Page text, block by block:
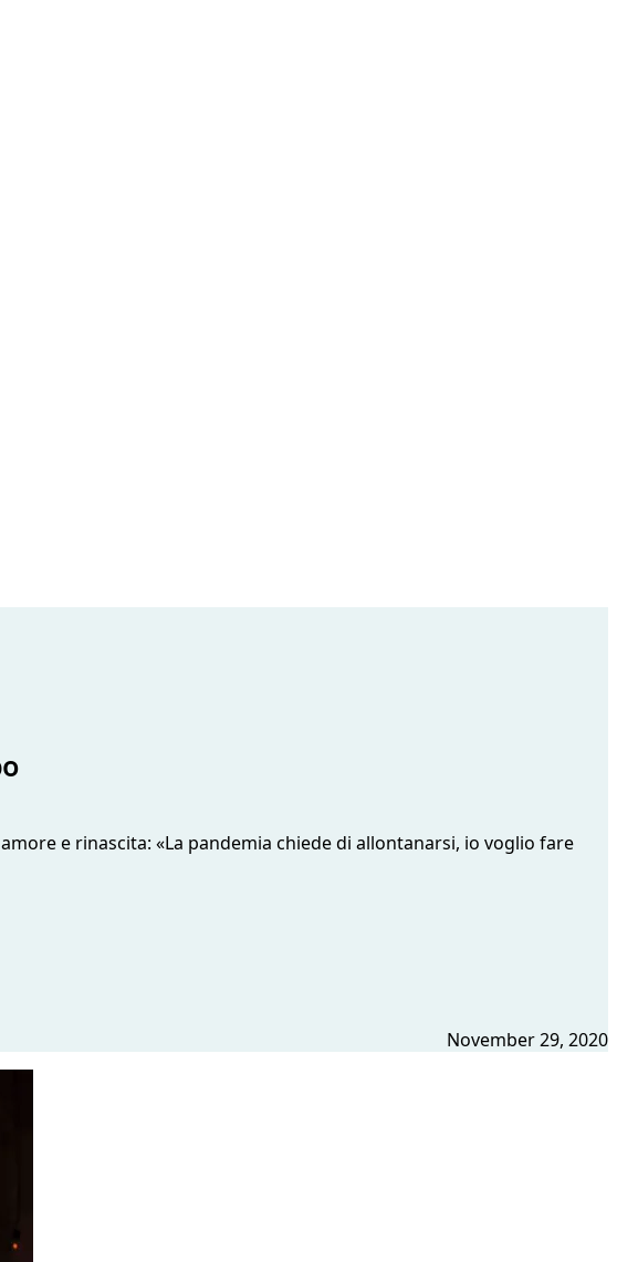
e rinascita: «La pandemia chiede di allontanarsi, io voglio fare
November 29, 2020